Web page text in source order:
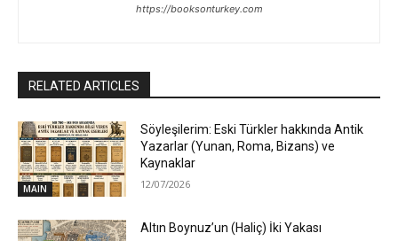
https://booksonturkey.com
RELATED ARTICLES
MAIN
Söyleşilerim: Eski Türkler hakkında Antik
Yazarlar (Yunan, Roma, Bizans) ve
Kaynaklar
12/07/2026
Altın Boynuz’un (Haliç) İki Yakası